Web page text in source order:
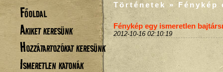
Főoldal
Akiket keresünk
Hozzátartozókat keresünk
Ismeretlen katonák
Történetek »
Fénykép egy ismeretlen
2012-10-16 02:10:19